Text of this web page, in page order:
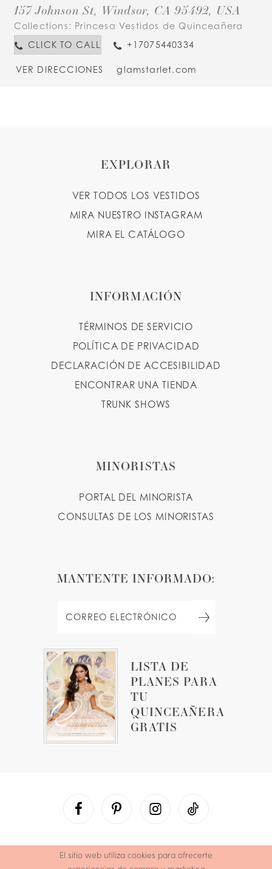
157 Johnson St, Windsor, CA 95492, USA
Collections: Princesa Vestidos de Quinceañera
CLICK TO CALL
+17075440334
VER DIRECCIONES glamstarlet.com
LISTA DE
PLANES PARA
TU
QUINCEAÑERA
GRATIS
EXPLORAR
VER TODOS LOS VESTIDOS
MIRA NUESTRO INSTAGRAM
MIRA EL CATÁLOGO
INFORMACIÓN
TÉRMINOS DE SERVICIO
POLÍTICA DE PRIVACIDAD
DECLARACIÓN DE ACCESIBILIDAD
ENCONTRAR UNA TIENDA
TRUNK SHOWS
MINORISTAS
PORTAL DEL MINORISTA
CONSULTAS DE LOS MINORISTAS
MANTENTE INFORMADO:
El sitio web utiliza cookies para ofrecerte